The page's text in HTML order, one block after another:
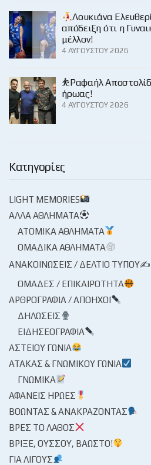
Λουκιάνα
απόδειξη ότι η
μέλλον!
4 ΑΥΓΟΎΣΤΟΥ 2026
⛹️Ραφαήλ
ήρωας!
4 ΑΥΓΟΎΣΤΟΥ 2026
Κατηγορίες
LIGHT MEMORIES
ΆΛΛΑ ΑΘΛΉΜΑΤΑ
ΑΤΟΜΙΚΆ ΑΘΛΉΜΑΤΑ
ΟΜΑΔΙΚΆ ΑΘΛΉΜΑΤΑ
ΑΝΑΚΟΙΝΏΣΕΙΣ / ΔΕΛΤΊΟ ΤΎΠΟΥ✍
ΟΜΆΔΕΣ / ΕΠΙΚΑΙΡΌΤΗΤΑ
ΑΡΘΡΟΓΡΑΦΊΑ / ΑΠΌΗΧΟΙ
ΔΗΛΏΣΕΙΣ
ΕΙΔΗΣΕΟΓΡΑΦΊΑ
ΑΣΤΕΊΟΥ ΓΩΝΊΑ
ΑΤΆΚΑΣ & ΓΝΩΜΙΚΟΎ ΓΩΝΊΑ
ΓΝΩΜΙΚΆ
ΑΦΑΝΕΊΣ ΉΡΩΕΣ
ΒΟΏΝΤΑΣ & ΑΝΑΚΡΆΖΟΝΤΑΣ
ΒΡΕΣ ΤΟ ΛΆΘΟΣ
ΒΡΊΞΕ, ΟΎΣΣΟΥ, ΒΆΩΣΤΟ!
ΓΙΑ ΛΊΓΟΥΣ